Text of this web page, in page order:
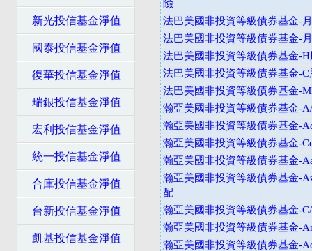
新光投信基金淨值
國泰投信基金淨值
復華投信基金淨值
瑞銀投信基金淨值
宏利投信基金淨值
統一投信基金淨值
合庫投信基金淨值
台新投信基金淨值
凱基投信基金淨值
險
法巴美國非投資等級債券基金-
法巴美國非投資等級債券基金-
法巴美國非投資等級債券基金-
法巴美國非投資等級債券基金-C
法巴美國非投資等級債券基金-
瀚亞美國非投資等級債券基金-
瀚亞美國非投資等級債券基金-
瀚亞美國非投資等級債券基金-
瀚亞美國非投資等級債券基金-
瀚亞美國非投資等級債券基金-
配
瀚亞美國非投資等級債券基金-
瀚亞美國非投資等級債券基金-
瀚亞美國非投資等級債券基金-